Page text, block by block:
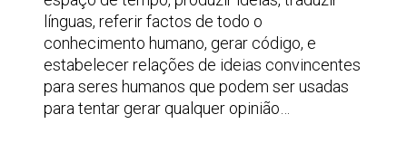
línguas, referir factos de todo o
conhecimento humano, gerar código, e
estabelecer relações de ideias convincentes
para seres humanos que podem ser usadas
para tentar gerar qualquer opinião…